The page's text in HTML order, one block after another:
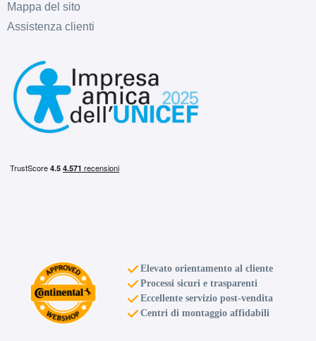
Mappa del sito
Assistenza clienti
Elevato orientamento al cliente
Processi sicuri e trasparenti
Eccellente servizio post-vendita
Centri di montaggio affidabili